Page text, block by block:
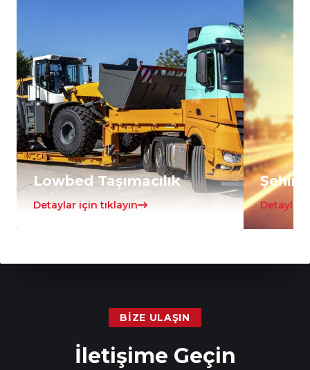
Lowbed Taşımacılık
Detaylar için tıklayın Detaylar
BIZE ULAŞIN
İletişime Geçin